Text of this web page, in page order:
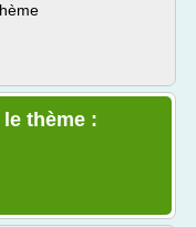
thème :